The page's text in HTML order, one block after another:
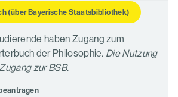
(über Bayerische Staatsbibliothek)
haben Zugang zum
der Philosophie. Die Nutzung
zur BSB.